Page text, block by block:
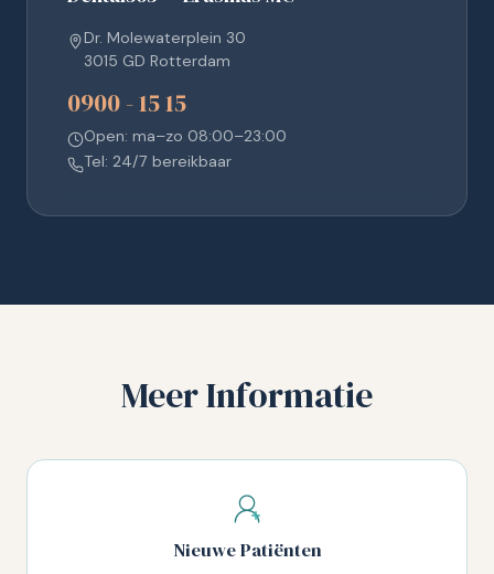
Dr. Molewaterplein 30
3015 GD Rotterdam
0900 - 15 15
Open: ma–zo 08:00–23:00
Tel: 24/7 bereikbaar
Meer Informatie
Nieuwe Patiënten